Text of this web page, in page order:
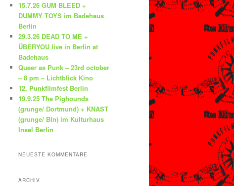
n
15.7.26 GUM BLEED +
DUMMY TOYS im Badehaus
Berlin
29.3.26 DEAD TO ME +
ÜBERYOU live in Berlin at
Badehaus
Queer as Punk – 23rd october
– 8 pm – Lichtblick Kino
12. Punkfilmfest Berlin
19.9.25 The Pighounds
(grunge/ Dortmund) + KNAST
(grunge/ Bln) im Kulturhaus
Insel Berlin
NEUESTE KOMMENTARE
ARCHIV